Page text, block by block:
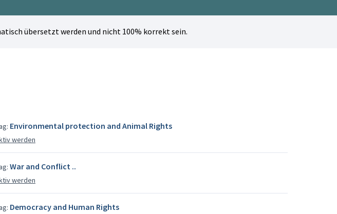
übersetzt werden und nicht 100% korrekt sein.
Environmental protection and Animal Rights
werden
War and Conflict ..
werden
Democracy and Human Rights